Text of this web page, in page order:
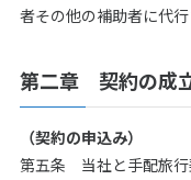
者その他の補助者に代行
第二章 契約の成
（契約の申込み）
第五条 当社と手配旅行